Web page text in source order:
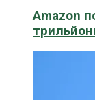
Amazon